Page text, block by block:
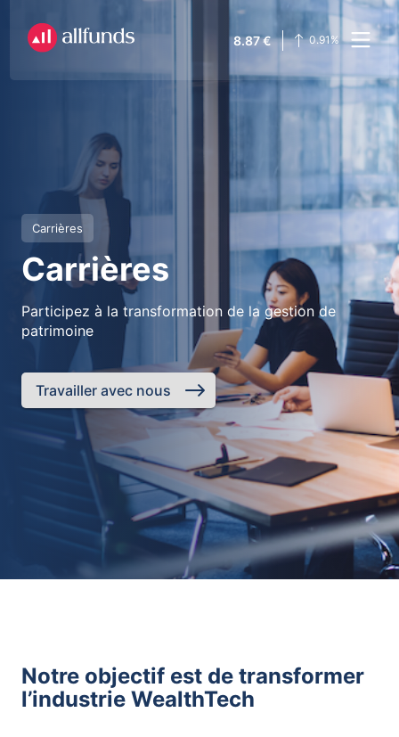
8.87€ 0.91%
Carrières
Carrières
Participez à la transformation de la gestion de
patrimoine
Travailler avec nous
Notre objectif est de transformer
l’industrie WealthTech